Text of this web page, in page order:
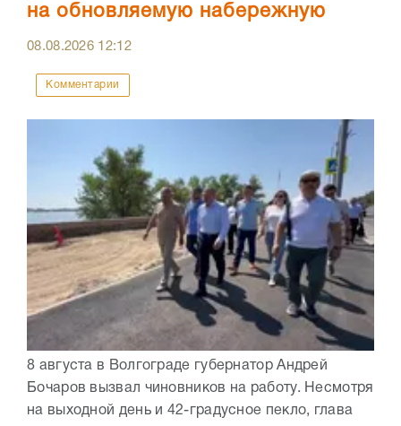
на обновляемую набережную
08.08.2026 12:12
Комментарии
8 августа в Волгограде губернатор Андрей
Бочаров вызвал чиновников на работу. Несмотря
на выходной день и 42-градусное пекло, глава